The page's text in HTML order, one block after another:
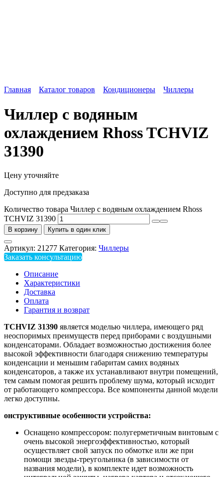
Главная Каталог товаров Кондиционеры Чиллеры
Чиллер с водяным
охлаждением Rhoss TCHVIZ
31390
Цену уточняйте
Доступно для предзаказа
Количество товара Чиллер с водяным охлаждением Rhoss
TCHVIZ 31390
В корзину Купить в один клик
Артикул: 21277 Категория: Чиллеры
Заказать консультацию
Описание
Характеристики
Доставка
Оплата
Гарантия и возврат
TCHVIZ 31390 является моделью чиллера, имеющего ряд
неоспоримых преимуществ перед приборами с воздушными
конденсаторами. Обладает возможностью достижения более
высокой эффективности благодаря снижению температуры
конденсации и меньшим габаритам самих водяных
конденсаторов, а также их устанавливают внутри помещений,
тем самым помогая решить проблему шума, который исходит
от работающего компрессора. Все компоненты данной модели
легко доступны.
онструктивные особенности устройства:
Оснащено компрессором: полугерметичным винтовым с
очень высокой энергоэффективностью, который
осуществляет свой запуск по обмотке или же при
помощи звезды-треугольника (в зависимости от
названия модели), в комплекте идет возможность